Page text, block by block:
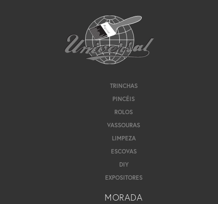
TRINCHAS
PINCÉIS
ROLOS
VASSOURAS
LIMPEZA
ESCOVAS
DIY
EXPOSITORES
MORADA